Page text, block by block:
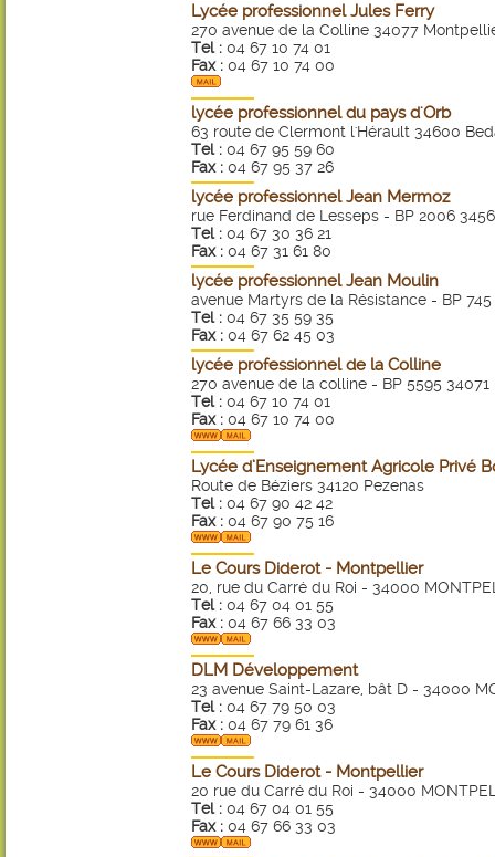
Lycée professionnel Jules Ferry
270 avenue de la Colline 34077
Tel : 04 67 10 74 01
Fax : 04 67 10 74 00
lycée professionnel du pays d'Orb
63 route de Clermont l'Hérault 34600
Tel : 04 67 95 59 60
Fax : 04 67 95 37 26
lycée professionnel Jean Mermoz
rue Ferdinand de Lesseps - BP 2006
Tel : 04 67 30 36 21
Fax : 04 67 31 61 80
lycée professionnel Jean Moulin
avenue Martyrs de la Résistance - BP
Tel : 04 67 35 59 35
Fax : 04 67 62 45 03
lycée professionnel de la Colline
270 avenue de la colline - BP 5595
Tel : 04 67 10 74 01
Fax : 04 67 10 74 00
Lycée d’Enseignement Agricole Privé
Route de Béziers 34120 Pezenas
Tel : 04 67 90 42 42
Fax : 04 67 90 75 16
Le Cours Diderot - Montpellier
20, rue du Carré du Roi - 34000
Tel : 04 67 04 01 55
Fax : 04 67 66 33 03
DLM Développement
23 avenue Saint-Lazare, bât D - 34000
Tel : 04 67 79 50 03
Fax : 04 67 79 61 36
Le Cours Diderot - Montpellier
20 rue du Carré du Roi - 34000
Tel : 04 67 04 01 55
Fax : 04 67 66 33 03